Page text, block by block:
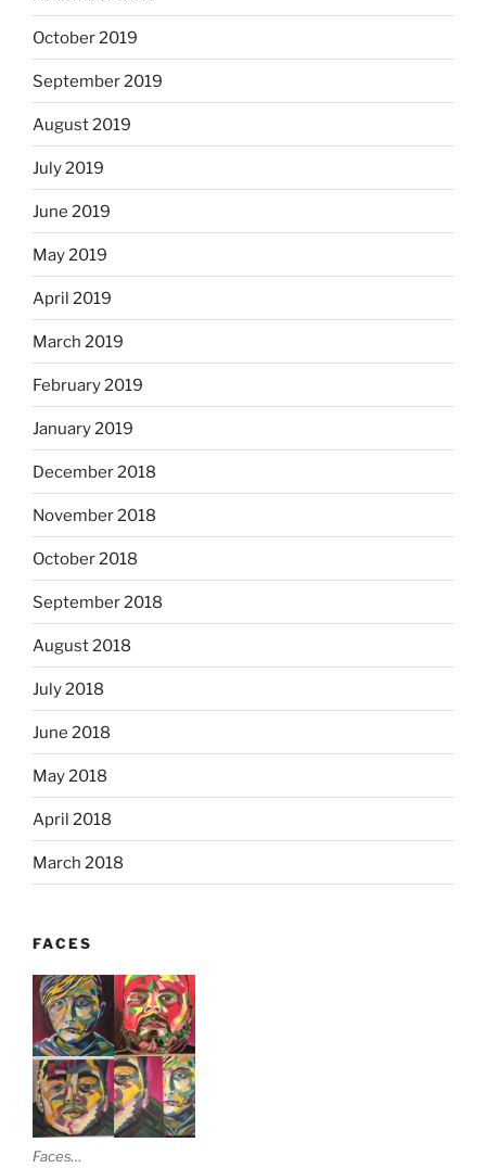
October 2019
September 2019
August 2019
July 2019
June 2019
May 2019
April 2019
March 2019
February 2019
January 2019
December 2018
November 2018
October 2018
September 2018
August 2018
July 2018
June 2018
May 2018
April 2018
March 2018
FACES
Faces…